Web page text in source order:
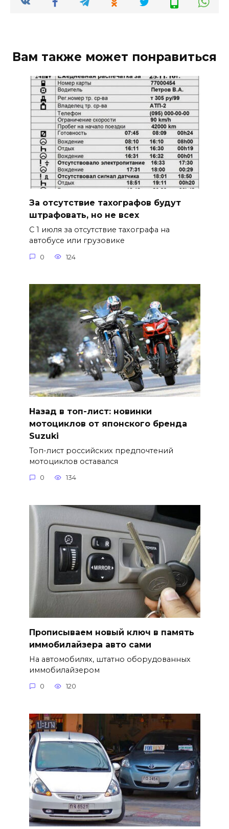
Вам также может понравиться
За отсутствие тахографов будут
штрафовать, но не всех
С 1 июля за отсутствие тахографа на
автобусе или грузовике
0 124
Назад в топ-лист: новинки
мотоциклов от японского бренда
Suzuki
Топ-лист российских предпочтений
мотоциклов оставался
0 134
Прописываем новый ключ в память
иммобилайзера авто сами
На автомобилях, штатно оборудованных
иммобилайзером
0 120